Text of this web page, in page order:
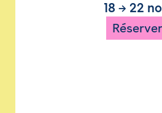
18 → 22
Réserver